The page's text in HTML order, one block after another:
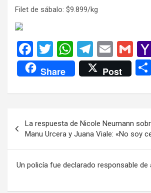
Filet de sábalo: $9.899/kg
F
a
ce
b
o
k
T
wi
tt
er
W
h
at
s
p
p
T
el
e
gr
m
E
m
ail
G
m
ail
Share Post
de
entradas
La respuesta de Nicole Neumann
Manu Urcera y Juana Viale: «No soy
Un policía fue declarado responsable de